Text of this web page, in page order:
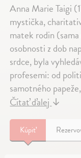
Anna Marie Taigi
mystička,
matek rodin
osobnosti z dob
srdce, byla
profesemi: od
samotného
Čítať ďalej ↓
Kúpiť